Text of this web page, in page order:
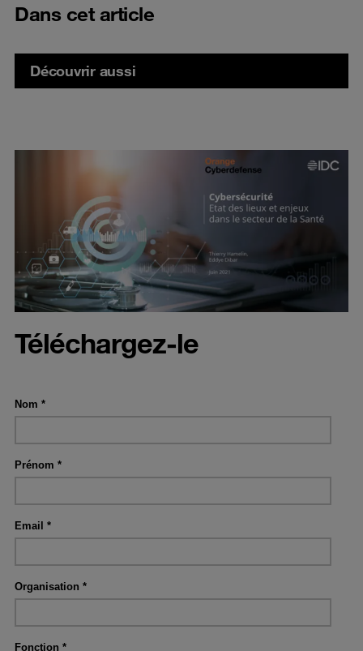
Dans cet article
Découvrir aussi
Téléchargez-le